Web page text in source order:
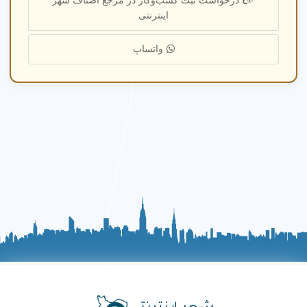
می‌شود. این عمل به دلایل زیبایی، راحتی در پوشیدن لباس و بهبود
عکس‌های قبل و بعد از عمل لابیاپلاستی
خوبی نشان‌دهنده نتایج این جراحی هستند. بسیاری از زنان با مشاهده
این عکس‌ها تصمیم به انجام عمل می‌گیرند، چرا که تغییرات مثبت و
زندگی شخصی و اجتماعی آن‌ها داشته باشد. استفاده از تکنیک‌های
روزمره خود بازگردند. با این حال، رعایت مراقبت‌های بعد از عمل از
اهمیت بالایی برخوردار است. به عنوان مثال، بیماران باید از انجام
فعالیت‌های سنگین و ورزش‌های شدید در هفته‌های اول خودداری کنند
عمل لابیاپلاستی با لیزربسته به محل جغرافیایی، تجربه پزشک و
می‌تواند از چند میلیون تا چندین میلیون تومان متغیر باشد. در نهایت،
اینترنتی
واتساپ